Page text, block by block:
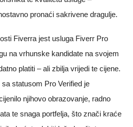
pronaći sakrivene dragulje.
Fiverra jest usluga Fiverr Pro
na vrhunske kandidate na svojem
platiti – ali zbilja vrijedi te cijene.
statusom Pro Verified je
njihovo obrazovanje, radno
te snaga portfelja, što znači kraće